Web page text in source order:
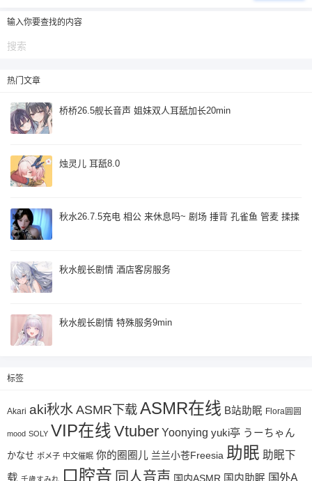
输入你要查找的内容
热门文章
桥桥26.5舰长音声 姐妹双人耳舐加长20min
烛灵儿 耳舐8.0
秋水26.7.5充电 相公 来休息吗~ 剧场 捶背 孔雀鱼 管麦 揉揉
秋水舰长剧情 酒店客房服务
秋水舰长剧情 特殊服务9min
标签
Akari aki秋水ASMR下载ASMR在线 B站助眠 Flora圆圆
mood SOLY VIP在线 Vtuber Yoonying yuki亭 うーちゃん
かなせ ポメ子 中文催眠 你的圈圈儿 兰兰小苍Freesia 助眠 助眠下
载 千歳すみれ 口腔音 同人音声 国内ASMR 国内助眠 国外A